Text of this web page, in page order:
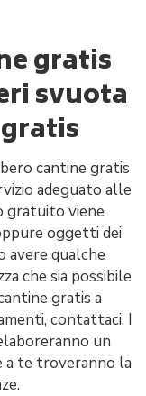
gratis
svuota
cantine gratis
adeguato alle
gratuito viene
oggetti dei
avere qualche
che sia possibile
gratis a
contattaci. I
un
a te troveranno la